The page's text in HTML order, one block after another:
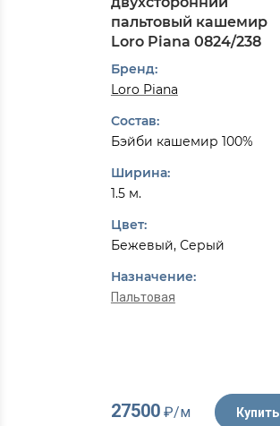
пальтовый кашемир
Loro Piana 0824/238
Бренд:
Loro Piana
Состав:
Бэйби кашемир 100%
Ширина:
1.5 м.
Цвет:
Бежевый, Серый
Назначение:
Пальтовая
27500₽/м Купить